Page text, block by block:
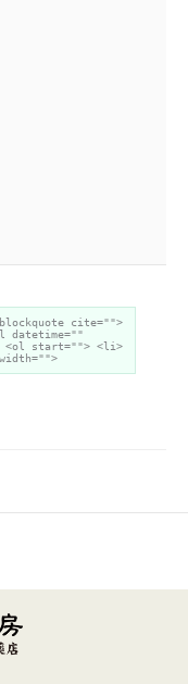
cite="">
datetime=""
<ol start=""> <li>